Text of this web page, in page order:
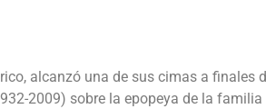
alcanzó una de sus cimas a finales
2009) sobre la epopeya de la familia